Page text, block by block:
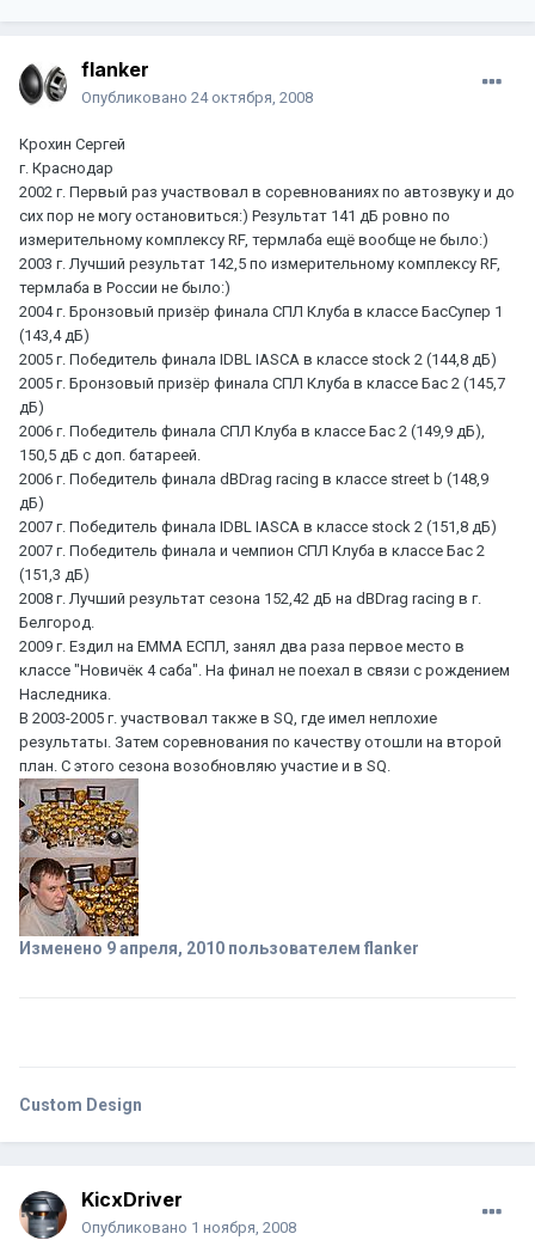
flanker
Опубликовано 24 октября, 2008
Крохин Сергей
г. Краснодар
2002 г. Первый раз участвовал в соревнованиях по автозвуку и до
сих пор не могу остановиться:) Результат 141 дБ ровно по
измерительному комплексу RF, термлаба ещё вообще не было:)
2003 г. Лучший результат 142,5 по измерительному комплексу RF,
термлаба в России не было:)
2004 г. Бронзовый призёр финала СПЛ Клуба в классе БасСупер 1
(143,4 дБ)
2005 г. Победитель финала IDBL IASCA в классе stock 2 (144,8 дБ)
2005 г. Бронзовый призёр финала СПЛ Клуба в классе Бас 2 (145,7
дБ)
2006 г. Победитель финала СПЛ Клуба в классе Бас 2 (149,9 дБ),
150,5 дБ с доп. батареей.
2006 г. Победитель финала dBDrag racing в классе street b (148,9
дБ)
2007 г. Победитель финала IDBL IASCA в классе stock 2 (151,8 дБ)
2007 г. Победитель финала и чемпион СПЛ Клуба в классе Бас 2
(151,3 дБ)
2008 г. Лучший результат сезона 152,42 дБ на dBDrag racing в г.
Белгород.
2009 г. Ездил на ЕММА ЕСПЛ, занял два раза первое место в
классе "Новичёк 4 саба". На финал не поехал в связи с рождением
Наследника.
В 2003-2005 г. участвовал также в SQ, где имел неплохие
результаты. Затем соревнования по качеству отошли на второй
план. С этого сезона возобновляю участие и в SQ.
Изменено 9 апреля, 2010 пользователем flanker
Custom Design
KicxDriver
Опубликовано 1 ноября, 2008